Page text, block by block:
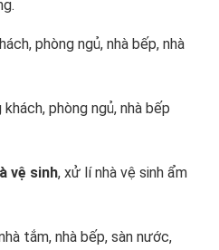
phòng ngủ, nhà bếp, nhà
phòng ngủ, nhà bếp
vệ sinh, xử lí nhà vệ sinh ẩm
tắm, nhà bếp, sàn nước,